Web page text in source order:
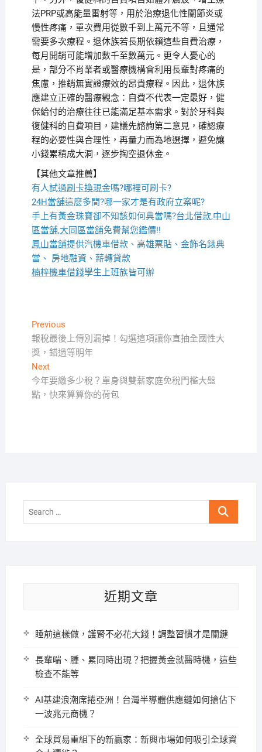
法PRP或高能量雷射等，用於治療退化性關節炎或
慢性疼痛，單次費用從數千到上萬元不等，且通常
需要多次療程。退休族若長期依賴這些自費治療，
每月開銷可能增加數千至數萬元。更令人憂心的
是，部分不肖業者或醫療機構會利用長輩對疼痛的
焦慮，推銷無實證療效的昂貴療程。因此，退休族
應建立正確的醫療觀念：自費不代表一定最好，健
保給付的治療往往已能滿足基本需求。對於牙科與
復健科的自費項目，建議先諮詢第二意見，確認療
程的必要性與合理性，再量力而為地選擇，避免讓
小錢累積成大洞，逐步掏空退休金。
【其他文章推薦】
有人試過刷卡換現金嗎?哪裡可刷卡?
24H當舖這麼多間?哪一家才是有政府立案呢?
手上有黃金珠寶卻不知該如何典當嗎?台北借款,中山
區當舖,大同區當舖免費幫您鑑價!!
鳳山當舖提供汽機車借款、高雄票貼、金飾名錶典
當、 房地融資、薪轉貸款
楠梓機車借錢學生上班族皆可辦
文
章
導
覽
PreviousPrevious
post:
報稅最後上傳別漏掉！勾選這項讓你直抽全國性大
獎，錯過等明年
NextNext
post:
今年要繳多少稅？單身與雙薪家庭免稅門檻大盤
點，快來算算你的荷包
Search
近期文章
睡前這樣做，護腎不必花大錢！調整習慣才是關鍵
長輩喘、腫、累同時出現？把握黃金就醫時機，這些
檢查不能等
AI基建浪潮席捲亞洲！台灣半導體供應鏈如何搶佔下
一波兆元商機？
全球貿易重組下的新贏家：新興市場如何吸引全球資